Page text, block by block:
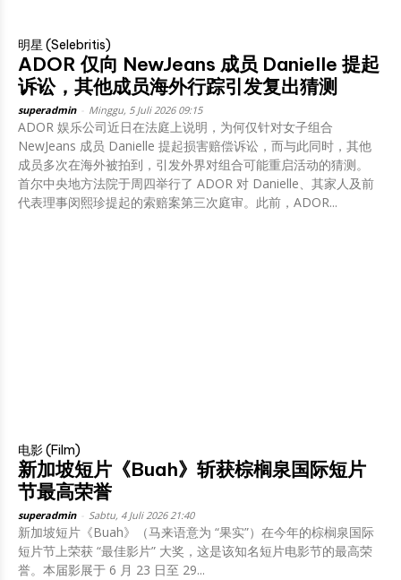
明星 (Selebritis)
ADOR 仅向 NewJeans 成员 Danielle 提起
诉讼，其他成员海外行踪引发复出猜测
superadmin Minggu, 5 Juli 2026 09:15
ADOR 娱乐公司近日在法庭上说明，为何仅针对女子组合
NewJeans 成员 Danielle 提起损害赔偿诉讼，而与此同时，其他
成员多次在海外被拍到，引发外界对组合可能重启活动的猜测。
首尔中央地方法院于周四举行了 ADOR 对 Danielle、其家人及前
代表理事闵熙珍提起的索赔案第三次庭审。此前，ADOR...
电影 (Film)
新加坡短片《Buah》斩获棕榈泉国际短片
节最高荣誉
superadmin Sabtu, 4 Juli 2026 21:40
新加坡短片《Buah》（马来语意为 “果实”）在今年的棕榈泉国际
短片节上荣获 “最佳影片” 大奖，这是该知名短片电影节的最高荣
誉。本届影展于 6 月 23 日至 29...